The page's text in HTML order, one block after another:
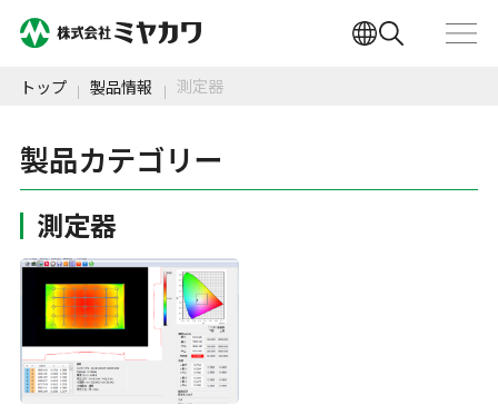
トップ 製品情報 測定器
製品カテゴリー
測定器